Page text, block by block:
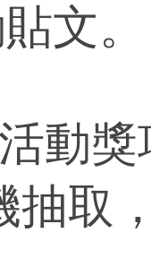
文。
動
抽取